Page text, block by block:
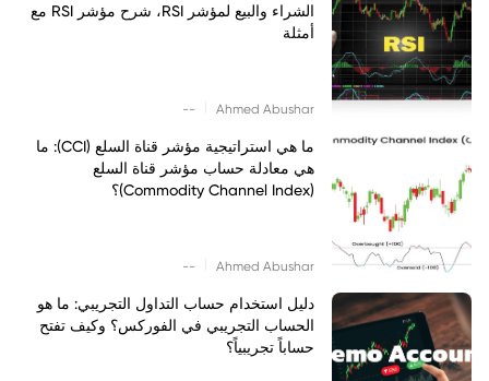
الشراء والبيع لمؤشر RSI، شرح مؤشر RSI مع
أمثلة
Ahmed Abushar
--
ما هي استراتيجية مؤشر قناة السلع (CCI): ما
هي معادلة حساب مؤشر قناة السلع
(Commodity Channel Index)؟
Ahmed Abushar
--
دليل استخدام حساب التداول التجريبي: ما هو
الحساب التجريبي في الفوركس؟ وكيف تفتح
حساباً تجريبياً؟